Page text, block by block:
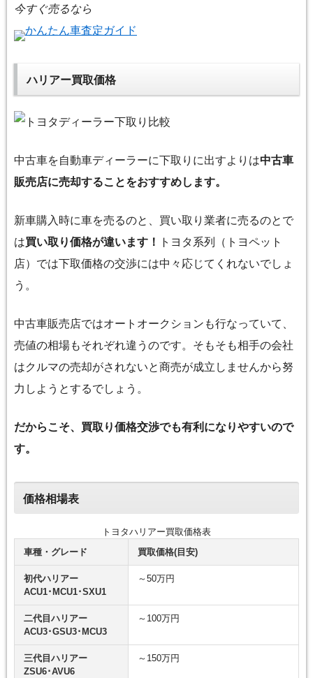
今すぐ売るなら
かんたん車査定ガイド
ハリアー買取価格
中古車を自動車ディーラーに下取りに出すよりは中古車
販売店に売却することをおすすめします。
新車購入時に車を売るのと、買い取り業者に売るのとで
は買い取り価格が違います！
トヨタ系列（トヨペット
店）では下取価格の交渉には中々応じてくれないでしょ
う。
中古車販売店ではオートオークションも行なっていて、
売値の相場もそれぞれ違うのです。そもそも相手の会社
はクルマの売却がされないと商売が成立しませんから努
力しようとするでしょう。
だからこそ、買取り価格交渉でも有利になりやすいので
す。
価格相場表
トヨタハリアー買取価格表
車種・グレード
買取価格(目安)
初代ハリアー
ACU1･MCU1･SXU1
～50万円
二代目ハリアー
ACU3･GSU3･MCU3
～100万円
三代目ハリアー
ZSU6･AVU6
～150万円